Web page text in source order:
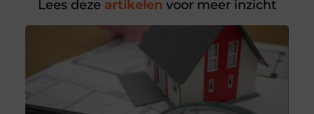
Lees deze artikelen voor meer inzicht